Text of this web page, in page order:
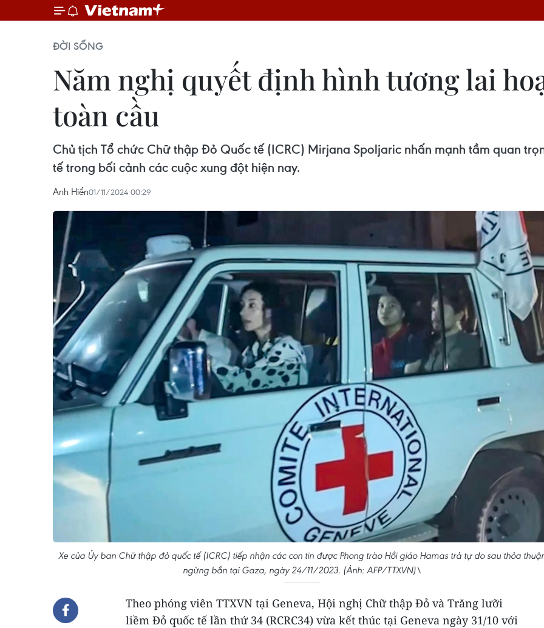
ĐỜI SỐNG
Năm nghị quyết định hình tương lai
toàn cầu
Chủ tịch Tổ chức Chữ thập Đỏ Quốc tế (ICRC) Mirjana Spoljaric nhấn mạnh tầm quan
tế trong bối cảnh các cuộc xung đột hiện nay.
Anh Hiển01/11/2024 00:29
Xe của Ủy ban Chữ thập đỏ quốc tế (ICRC) tiếp nhận các con tin được Phong trào Hồi giáo Hamas trả tự do sau thỏa
ngừng bắn tại Gaza, ngày 24/11/2023. (Ảnh: AFP/TTXVN)\
Theo phóng viên TTXVN tại Geneva, Hội nghị Chữ thập Đỏ và Trăng lưỡi
liềm Đỏ quốc tế lần thứ 34 (RCRC34) vừa kết thúc tại Geneva ngày 31/10 với